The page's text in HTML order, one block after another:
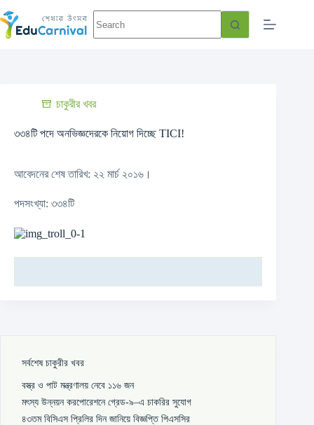
চাকুরীর খবর
৩৩৪টি পদে অনভিজ্ঞদেরকে নিয়োগ দিচ্ছে TICI!
আবেদনের শেষ তারিখ: ২২ মার্চ ২০১৬।
পদসংখ্যা: ৩৩৪টি
সর্বশেষ চাকুরীর খবর
বস্ত্র ও পাট মন্ত্রণালয় নেবে ১১৬ জন
মৎস্য উন্নয়ন করপোরেশনে গ্রেড-৯–এ চাকরির সুযোগ
৪৩তম বিসিএস প্রিলির দিন জানিয়ে বিজ্ঞপ্তি পিএসসির